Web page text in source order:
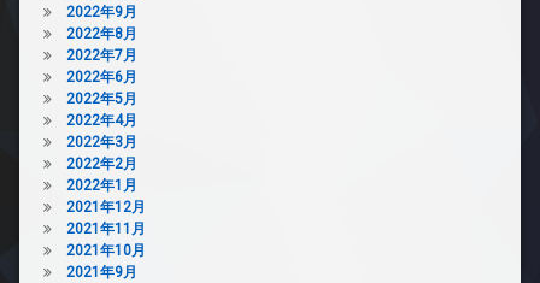
2022年9月
2022年8月
2022年7月
2022年6月
2022年5月
2022年4月
2022年3月
2022年2月
2022年1月
2021年12月
2021年11月
2021年10月
2021年9月